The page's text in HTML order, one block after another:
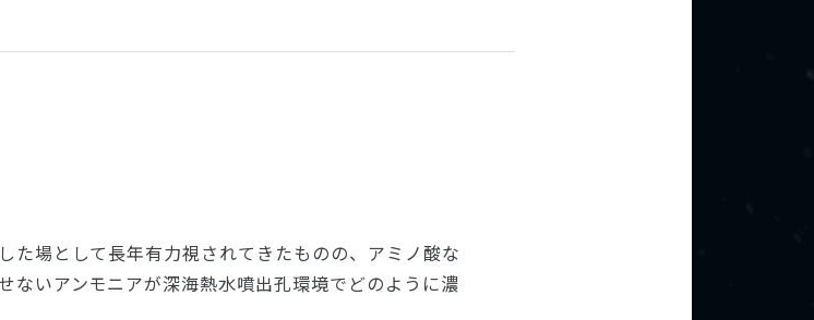
た場として長年有力視されてきたものの、アミノ酸な
ないアンモニアが深海熱水噴出孔環境でどのように濃